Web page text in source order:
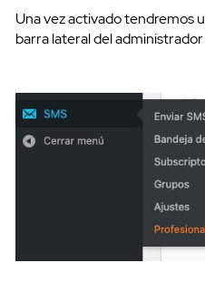
SMS
Una vez activado tendremos
barra lateral del administrador